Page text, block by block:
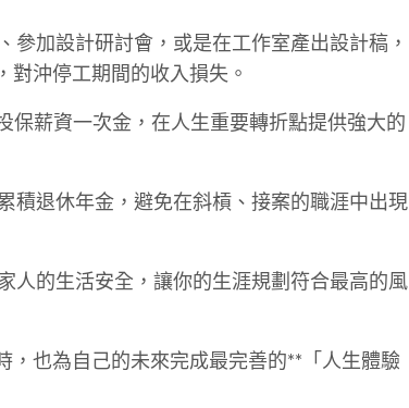
參加設計研討會，或是在工作室產出設計稿，
沖停工期間的收入損失。
保薪資一次金，在人生重要轉折點提供強大的
積退休年金，避免在斜槓、接案的職涯中出現
人的生活安全，讓你的生涯規劃符合最高的風
也為自己的未來完成最完善的**「人生體驗